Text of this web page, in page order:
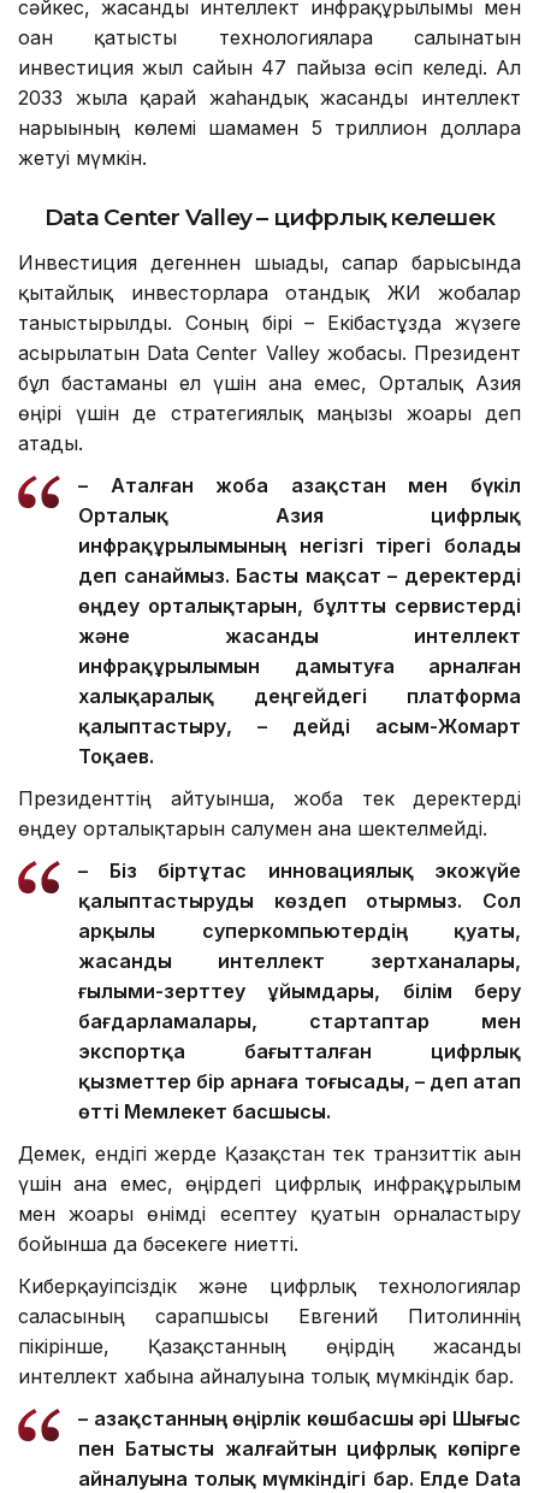
сәйкес, жасанды интеллект инфрақұрылымы мен
оған қатысты технологияларға салынатын
инвестиция жыл сайын 47 пайызға өсіп келеді. Ал
2033 жылға қарай жаһандық жасанды интеллект
нарығының көлемі шамамен 5 триллион долларға
жетуі мүмкін.
Data Center Valley – цифрлық келешек
Инвестиция дегеннен шығады, сапар барысында
қытайлық инвесторларға отандық ЖИ жобалар
таныстырылды. Соның бірі – Екібастұзда жүзеге
асырылатын Data Center Valley жобасы. Президент
бұл бастаманы ел үшін ғана емес, Орталық Азия
өңірі үшін де стратегиялық маңызы жоғары деп
атады.
– Аталған жоба Қазақстан мен бүкіл
Орталық Азия цифрлық
инфрақұрылымының негізгі тірегі болады
деп санаймыз. Басты мақсат – деректерді
өңдеу орталықтарын, бұлтты сервистерді
және жасанды интеллект
инфрақұрылымын дамытуға арналған
халықаралық деңгейдегі платформа
қалыптастыру, – дейді Қасым-Жомарт
Тоқаев.
Президенттің айтуынша, жоба тек деректерді
өңдеу орталықтарын салумен ғана шектелмейді.
– Біз біртұтас инновациялық экожүйе
қалыптастыруды көздеп отырмыз. Сол
арқылы суперкомпьютердің қуаты,
жасанды интеллект зертханалары,
ғылыми-зерттеу ұйымдары, білім беру
бағдарламалары, стартаптар мен
экспортқа бағытталған цифрлық
қызметтер бір арнаға тоғысады, – деп атап
өтті Мемлекет басшысы.
Демек, ендігі жерде Қазақстан тек транзиттік ағын
үшін ғана емес, өңірдегі цифрлық инфрақұрылым
мен жоғары өнімді есептеу қуатын орналастыру
бойынша да бәсекеге ниетті.
Киберқауіпсіздік және цифрлық технологиялар
саласының сарапшысы Евгений Питолиннің
пікірінше, Қазақстанның өңірдің жасанды
интеллект хабына айналуына толық мүмкіндік бар.
– Қазақстанның өңірлік көшбасшы әрі Шығыс
пен Батысты жалғайтын цифрлық көпірге
айналуына толық мүмкіндігі бар. Елде Data